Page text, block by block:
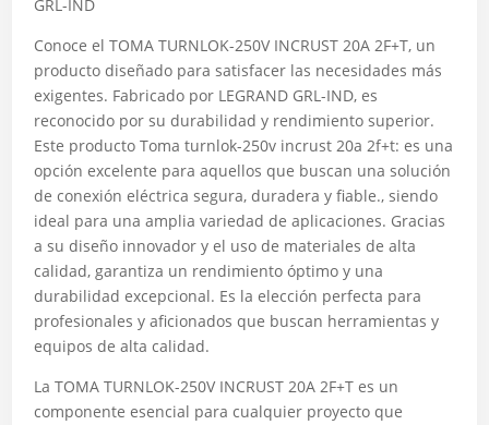
GRL-IND
Conoce el TOMA TURNLOK-250V INCRUST 20A 2F+T, un
producto diseñado para satisfacer las necesidades más
exigentes. Fabricado por LEGRAND GRL-IND, es
reconocido por su durabilidad y rendimiento superior.
Este producto Toma turnlok-250v incrust 20a 2f+t: es una
opción excelente para aquellos que buscan una solución
de conexión eléctrica segura, duradera y fiable., siendo
ideal para una amplia variedad de aplicaciones. Gracias
a su diseño innovador y el uso de materiales de alta
calidad, garantiza un rendimiento óptimo y una
durabilidad excepcional. Es la elección perfecta para
profesionales y aficionados que buscan herramientas y
equipos de alta calidad.
La TOMA TURNLOK-250V INCRUST 20A 2F+T es un
componente esencial para cualquier proyecto que